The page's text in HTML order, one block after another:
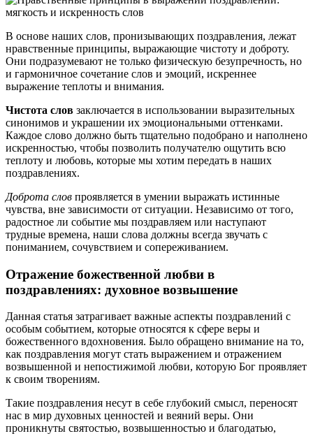
В основе наших слов, пронизывающих поздравления, лежат
нравственные принципы, выражающие чистоту и доброту.
Они подразумевают не только физическую безупречность, но
и гармоничное сочетание слов и эмоций, искреннее
выражение теплоты и внимания.
Чистота слов заключается в использовании выразительных
синонимов и украшении их эмоциональными оттенками.
Каждое слово должно быть тщательно подобрано и наполнено
искренностью, чтобы позволить получателю ощутить всю
теплоту и любовь, которые мы хотим передать в наших
поздравлениях.
Доброта слов проявляется в умении выражать истинные
чувства, вне зависимости от ситуации. Независимо от того,
радостное ли событие мы поздравляем или наступают
трудные времена, наши слова должны всегда звучать с
пониманием, сочувствием и сопереживанием.
Отражение божественной любви в
поздравлениях: духовное возвышение
Данная статья затрагивает важные аспекты поздравлений с
особым событием, которые относятся к сфере веры и
божественного вдохновения. Было обращено внимание на то,
как поздравления могут стать выражением и отражением
возвышенной и непостижимой любви, которую Бог проявляет
к своим творениям.
Такие поздравления несут в себе глубокий смысл, переносят
нас в мир духовных ценностей и веяний веры. Они
проникнуты святостью, возвышенностью и благодатью,